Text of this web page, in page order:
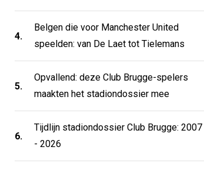
4.
Belgen die voor Manchester United
speelden: van De Laet tot Tielemans
5.
Opvallend: deze Club Brugge-spelers
maakten het stadiondossier mee
6.
Tijdlijn stadiondossier Club Brugge: 2007
- 2026